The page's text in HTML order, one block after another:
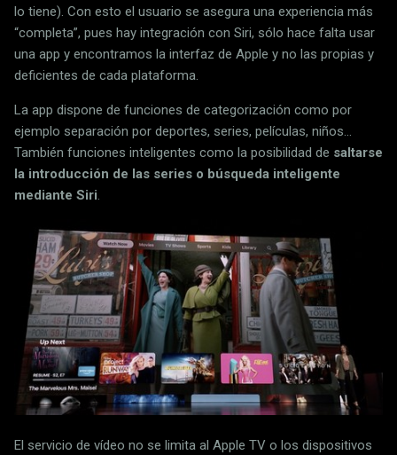
lo tiene). Con esto el usuario se asegura una experiencia más
“completa”, pues hay integración con Siri, sólo hace falta usar
una app y encontramos la interfaz de Apple y no las propias y
deficientes de cada plataforma.
La app dispone de funciones de categorización como por
ejemplo separación por deportes, series, películas, niños...
También funciones inteligentes como la posibilidad de saltarse
la introducción de las series o búsqueda inteligente
mediante Siri.
El servicio de vídeo no se limita al Apple TV o los dispositivos